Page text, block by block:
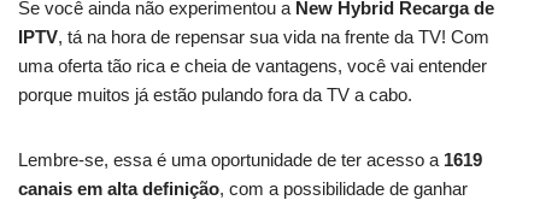
Se você ainda não experimentou a New Hybrid Recarga de
IPTV, tá na hora de repensar sua vida na frente da TV! Com
uma oferta tão rica e cheia de vantagens, você vai entender
porque muitos já estão pulando fora da TV a cabo.
Lembre-se, essa é uma oportunidade de ter acesso a 1619
canais em alta definição, com a possibilidade de ganhar